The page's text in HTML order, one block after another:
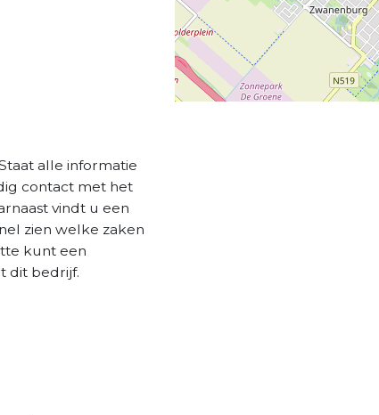
alle informatie
contact met het
vindt u een
zien welke zaken
kunt een
dit bedrijf.